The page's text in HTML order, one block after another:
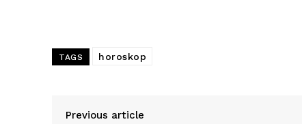
TAGS horoskop
Previous article